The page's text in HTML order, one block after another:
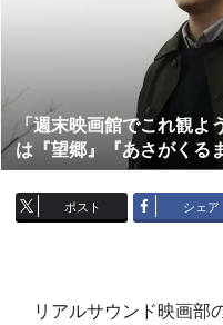
「週末映画館でこれ観よ
は『望郷』『あさがくる
ポスト シェア
リアルサウンド映画部